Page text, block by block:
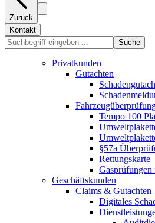
Zurück
Kontakt
Suche
Privatkunden
Gutachten
Tempo 100
§57a
Rettungskarte
Geschäftskunden
Claims & Gutachten
Digitales